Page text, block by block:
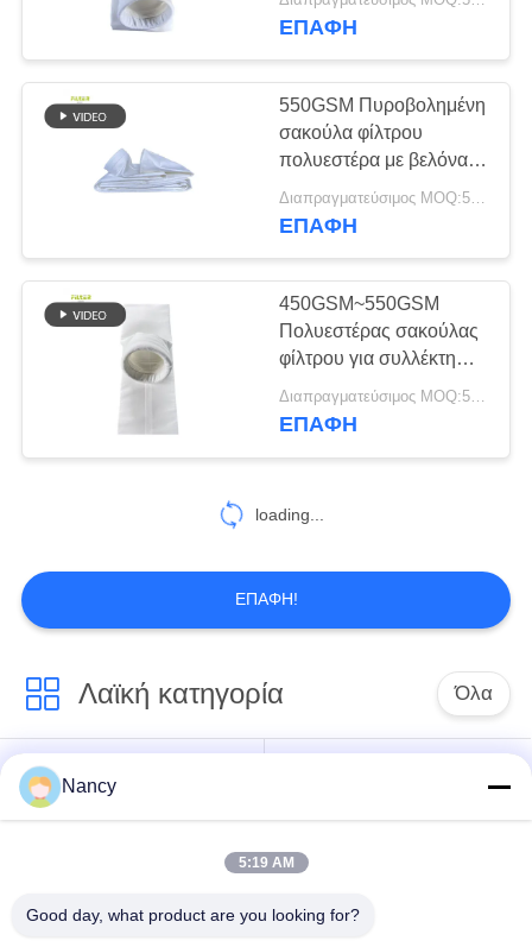
ΕΠΑΦΉ
550GSM Πυροβολημένη
σακούλα φίλτρου
πολυεστέρα με βελόνα
για συλλέκτη σκόνης
Διαπραγματεύσιμος MOQ:50 τεμ
ΕΠΑΦΉ
450GSM~550GSM
Πολυεστέρας σακούλας
φίλτρου για συλλέκτη
σκόνης
Διαπραγματεύσιμος MOQ:50 τεμ
ΕΠΑΦΉ
loading...
ΕΠΑΦΉ!
Λαϊκή κατηγορία Όλα
Σακούλες φίλτρου
συλλογής σκόνης
σακούλα φίλτρου
Nancy
5:19 AM
Good day, what product are you looking for?